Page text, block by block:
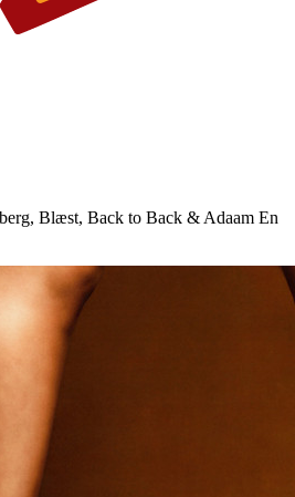
Blæst, Back to Back & Adaam En